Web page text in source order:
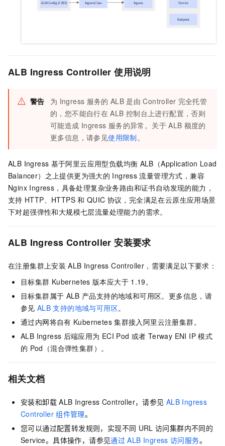
ALB Ingress Controller 使用说明
警告 为 Ingress 服务的 ALB 是由 Controller 完全托管
的，您不能自行在 ALB 控制台上进行配置，否则
可能造成 Ingress 服务的异常。关于 ALB 额度的
更多信息，请参见使用限制。
ALB Ingress 基于阿里云应用型负载均衡 ALB（Application Load
Balancer）之上提供更为强大的 Ingress 流量管理方式，兼容
Nginx Ingress，具备处理复杂业务路由和证书自动发现的能力，
支持 HTTP、HTTPS 和 QUIC 协议，完全满足在云原生应用场景
下对超强弹性和大规模七层流量处理能力的需求。
ALB Ingress Controller 安装要求
在注册集群上安装 ALB Ingress Controller，需要满足以下要求：
目标集群 Kubernetes 版本应大于 1.19。
目标集群属于 ALB 产品支持的地域和可用区。更多信息，请
参见 ALB 支持的地域与可用区。
通过内网将自有 Kubernetes 集群接入阿里云注册集群。
ALB Ingress 后端应用为 ECI Pod 或者 Terway ENI IP 模式
的 Pod（混合弹性集群）。
相关文档
安装和卸载 ALB Ingress Controller，请参见 ALB Ingress
Controller 组件管理。
您可以通过配置转发规则，实现不同 URL 访问集群内不同的
Service。具体操作，请参见通过 ALB Ingress 访问服务。